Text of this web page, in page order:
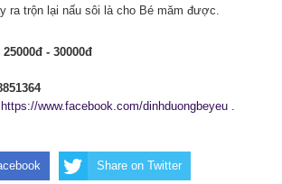
ra trộn lại nấu sôi là cho Bé măm được.
- 30000đ
https://www.facebook.com/dinhduongbeyeu .
Share on Twitter